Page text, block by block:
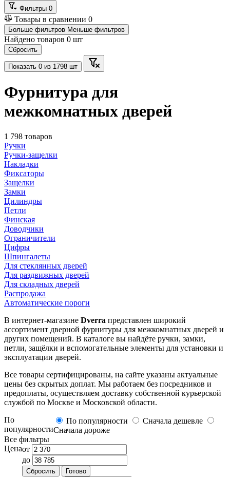
Фильтры 0
Товары в сравнении 0
Больше фильтров Меньше фильтров
Найдено товаров 0 шт
Сбросить
Показать 0 из 1798 шт
Фурнитура для
межкомнатных дверей
1 798 товаров
Ручки
Ручки-защелки
Накладки
Фиксаторы
Защелки
Замки
Цилиндры
Петли
Финская
Доводчики
Ограничители
Цифры
Шпингалеты
Для стеклянных дверей
Для раздвижных дверей
Для складных дверей
Распродажа
Автоматические пороги
В интернет-магазине Dverra представлен широкий
ассортимент дверной фурнитуры для межкомнатных дверей и
других помещений. В каталоге вы найдёте ручки, замки,
петли, защёлки и вспомогательные элементы для установки и
эксплуатации дверей.
Все товары сертифицированы, на сайте указаны актуальные
цены без скрытых доплат. Мы работаем без посредников и
предоплаты, осуществляем доставку собственной курьерской
службой по Москве и Московской области.
По
популярности
По популярности
Сначала дешевле
Сначала дороже
Все фильтры
Ценаот
до
Сбросить Готово